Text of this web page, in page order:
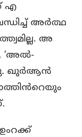
എ
അർത്ഥ
അ
‘അൽ-
ഖുർആൻ